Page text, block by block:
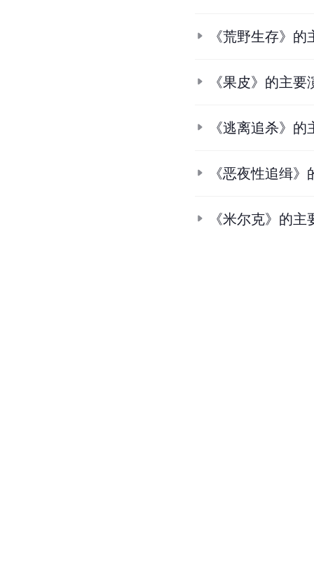
《荒野生存》的
《果皮》的主要
《逃离追杀》的
《恶夜性追缉
《米尔克》的主